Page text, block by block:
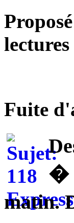
lectures
Fuite
�
matin.